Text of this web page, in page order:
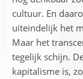
cultuur. En
uiteindelijk het
Maar het
tegelijk schijn.
kapitalisme is,